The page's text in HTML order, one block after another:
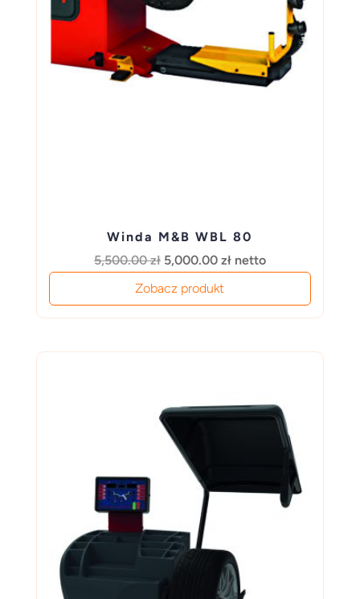
Winda M&B WBL 80
5,500.00zł Pierwotna
wynosiła:
5,500.00 zł.
5,000.00 złAktualna
5,000.00 zł.
netto
Zobacz produkt